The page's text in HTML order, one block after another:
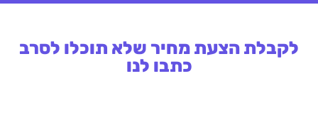
לקבלת הצעת מחיר שלא תוכלו לסרב
כתבו לנו